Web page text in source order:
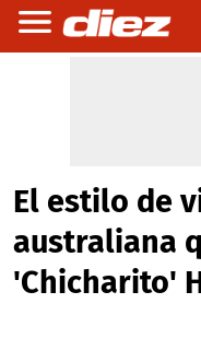
El estilo de
australiana
'Chicharito'